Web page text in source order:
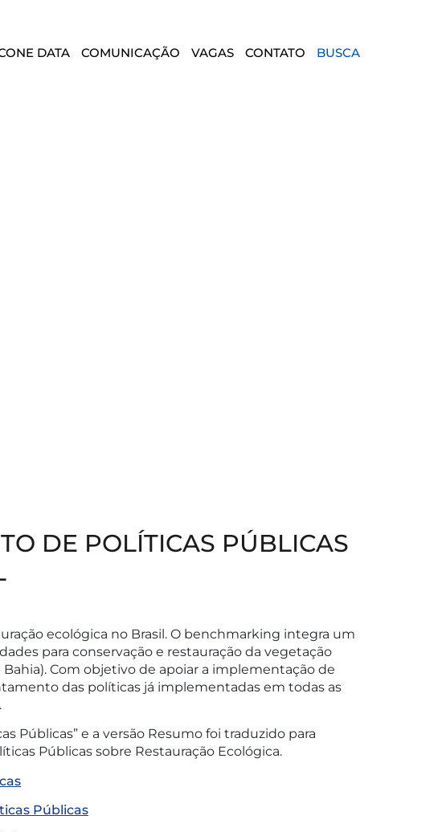
DATA COMUNICAÇÃO VAGAS CONTATO BUSCA
DE POLÍTICAS PÚBLICAS
ecológica no Brasil. O benchmarking integra um
para conservação e restauração da vegetação
Com objetivo de apoiar a implementação de
das políticas já implementadas em todas as
Públicas” e a versão Resumo foi traduzido para
Públicas sobre Restauração Ecológica.
Públicas